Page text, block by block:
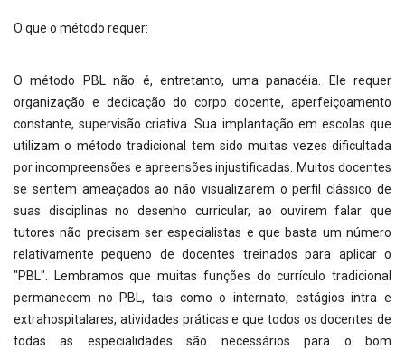
O que o método requer:
O método PBL não é, entretanto, uma panacéia. Ele requer
organização e dedicação do corpo docente, aperfeiçoamento
constante, supervisão criativa. Sua implantação em escolas que
utilizam o método tradicional tem sido muitas vezes dificultada
por incompreensões e apreensões injustificadas. Muitos docentes
se sentem ameaçados ao não visualizarem o perfil clássico de
suas disciplinas no desenho curricular, ao ouvirem falar que
tutores não precisam ser especialistas e que basta um número
relativamente pequeno de docentes treinados para aplicar o
"PBL". Lembramos que muitas funções do currículo tradicional
permanecem no PBL, tais como o internato, estágios intra e
extrahospitalares, atividades práticas e que todos os docentes de
todas as especialidades são necessários para o bom